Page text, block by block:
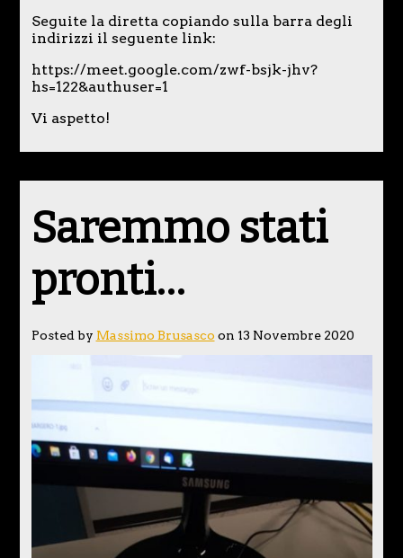
Seguite la diretta copiando sulla barra degli
indirizzi il seguente link:
https://meet.google.com/zwf-bsjk-jhv?
hs=122&authuser=1
Vi aspetto!
Saremmo stati
pronti…
Posted by Massimo Brusasco on 13 Novembre 2020